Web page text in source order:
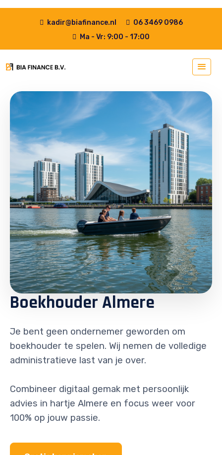
kadir@biafinance.nl
06 3469 0986
Ma - Vr: 9:00 - 17:00
Boekhouder Almere
Je bent geen ondernemer geworden om
boekhouder te spelen. Wij nemen de volledige
administratieve last van je over.
Combineer digitaal gemak met persoonlijk
advies in hartje Almere en focus weer voor
100% op jouw passie.